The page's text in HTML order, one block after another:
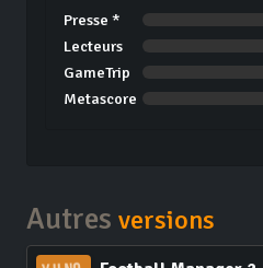
Presse *
Lecteurs
GameTrip
Metascore
Autres versions